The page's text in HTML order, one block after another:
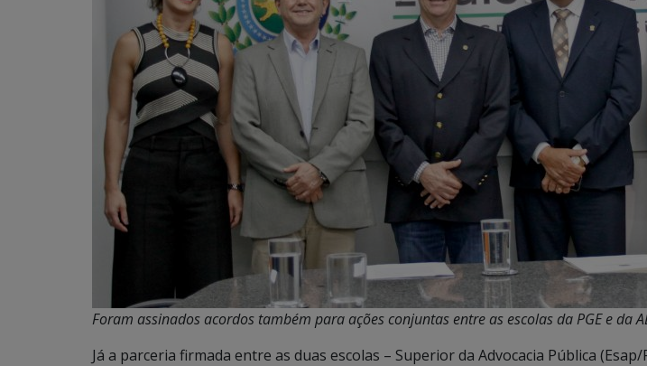
Foram assinados acordos também para ações conjuntas entre as escolas da PGE e da
Já a parceria firmada entre as duas escolas – Superior da Advocacia Pública (Esap/